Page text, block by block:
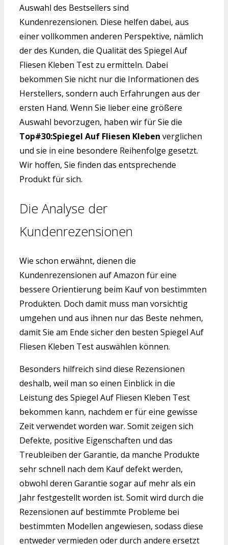
Auswahl des Bestsellers sind
Kundenrezensionen. Diese helfen dabei, aus
einer vollkommen anderen Perspektive, nämlich
der des Kunden, die Qualität des Spiegel Auf
Fliesen Kleben Test zu ermitteln. Dabei
bekommen Sie nicht nur die Informationen des
Herstellers, sondern auch Erfahrungen aus der
ersten Hand. Wenn Sie lieber eine größere
Auswahl bevorzugen, haben wir für Sie die
Top#30:Spiegel Auf Fliesen Kleben verglichen
und sie in eine besondere Reihenfolge gesetzt.
Wir hoffen, Sie finden das entsprechende
Produkt für sich.
Die Analyse der
Kundenrezensionen
Wie schon erwähnt, dienen die
Kundenrezensionen auf Amazon für eine
bessere Orientierung beim Kauf von bestimmten
Produkten. Doch damit muss man vorsichtig
umgehen und aus ihnen nur das Beste nehmen,
damit Sie am Ende sicher den besten Spiegel Auf
Fliesen Kleben Test auswählen können.
Besonders hilfreich sind diese Rezensionen
deshalb, weil man so einen Einblick in die
Leistung des Spiegel Auf Fliesen Kleben Test
bekommen kann, nachdem er für eine gewisse
Zeit verwendet worden war. Somit zeigen sich
Defekte, positive Eigenschaften und das
Treubleiben der Garantie, da manche Produkte
sehr schnell nach dem Kauf defekt werden,
obwohl deren Garantie sogar auf mehr als ein
Jahr festgestellt worden ist. Somit wird durch die
Rezensionen auf bestimmte Probleme bei
bestimmten Modellen angewiesen, sodass diese
entweder vermieden oder durch andere ersetzt